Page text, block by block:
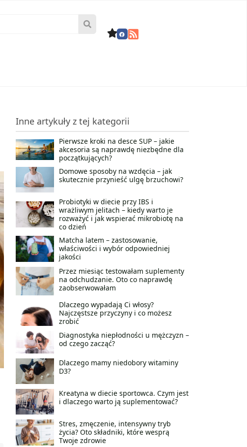
Inne artykuły z tej kategorii
Pierwsze kroki na desce SUP – jakie
akcesoria są naprawdę niezbędne dla
początkujących?
Domowe sposoby na wzdęcia – jak
skutecznie przynieść ulgę brzuchowi?
Probiotyki w diecie przy IBS i
wrażliwym jelitach – kiedy warto je
rozważyć i jak wspierać mikrobiotę na
co dzień
Matcha latem – zastosowanie,
właściwości i wybór odpowiedniej
jakości
Przez miesiąc testowałam suplementy
na odchudzanie. Oto co naprawdę
zaobserwowałam
Dlaczego wypadają Ci włosy?
Najczęstsze przyczyny i co możesz
zrobić
Diagnostyka niepłodności u mężczyzn –
od czego zacząć?
Dlaczego mamy niedobory witaminy
D3?
Kreatyna w diecie sportowca. Czym jest
i dlaczego warto ją suplementować?
Stres, zmęczenie, intensywny tryb
życia? Oto składniki, które wesprą
Twoje zdrowie